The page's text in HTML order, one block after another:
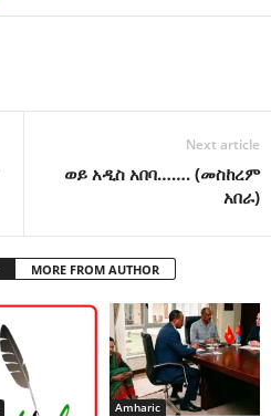
Next article
ወይ አዲስ አበባ……. (መስከረም
አበራ)
MORE FROM AUTHOR
Amharic